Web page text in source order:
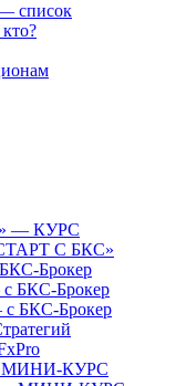
список
— КУРС
С БКС»
Брокер
с БКС-Брокер
БКС-Брокер
МИНИ-КУРС